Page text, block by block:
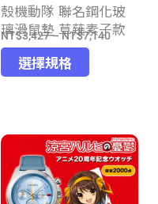
面
選
擇
選
殼機動隊 聯名鋼化玻
璃滑鼠墊 草薙素子款
NT$3,427– NT$7,140價
到
NT$7,140
選擇規格
產
多
種
款
式。